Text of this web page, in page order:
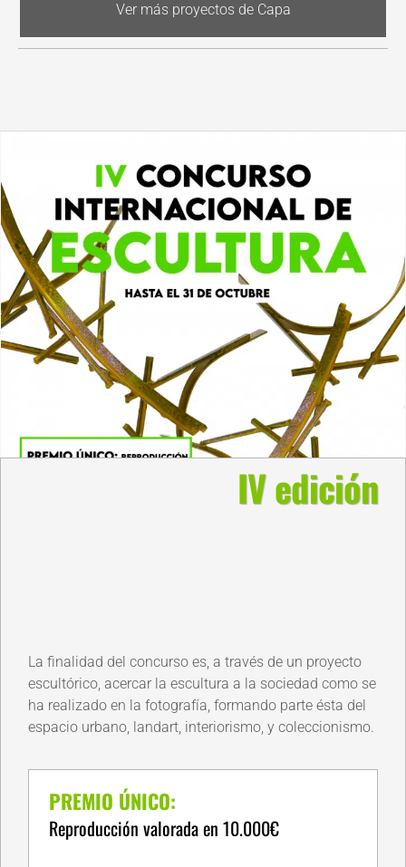
Ver más proyectos de Capa
IV edición
La finalidad del concurso es, a través de un proyecto
escultórico, acercar la escultura a la sociedad como se
ha realizado en la fotografía, formando parte ésta del
espacio urbano, landart, interiorismo, y coleccionismo.
PREMIO ÚNICO:
Reproducción valorada en 10.000€